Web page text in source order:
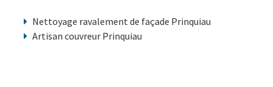
Nettoyage ravalement de façade Prinquiau
Artisan couvreur Prinquiau